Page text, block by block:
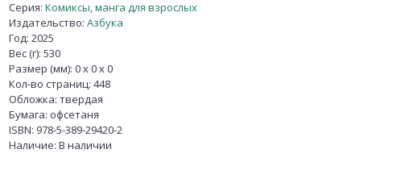
Серия: Комиксы, манга для взрослых
Издательство: Азбука
Год: 2025
Вес (г): 530
Размер (мм): 0 x 0 x 0
Кол-во страниц: 448
Обложка: твердая
Бумага: офсетаня
ISBN: 978-5-389-29420-2
Наличие: В наличии